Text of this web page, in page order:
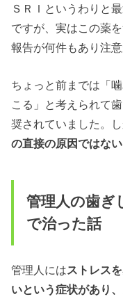
ＳＲＩというわりと
ですが、実はこの薬
報告が何件もあり注
ちょっと前までは「
こる」と考えられて
奨されていました。
の直接の原因ではない
管理人の歯ぎ
で治った話
管理人にはストレス
いという症状があり